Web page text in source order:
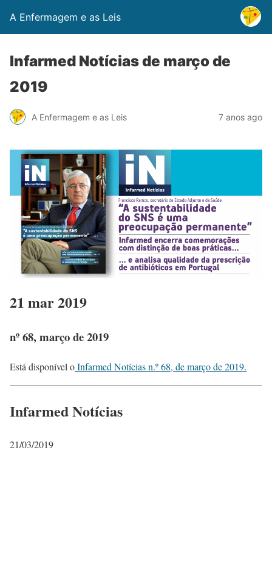
A Enfermagem e as Leis
Infarmed Notícias de março de
2019
A Enfermagem e as Leis 7 anos ago
21 mar 2019
nº 68, março de 2019
Está disponível oInfarmed Notícias n.º 68, de março de 2019.
Infarmed Notícias
21/03/2019